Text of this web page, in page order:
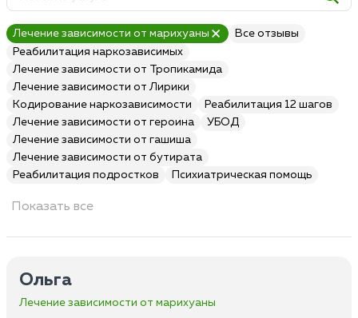
Лечение зависимости от марихуаны
Все отзывы
Реабилитация наркозависимых
Лечение зависимости от Тропикамида
Лечение зависимости от Лирики
Кодирование наркозависимости
Реабилитация 12 шагов
Лечение зависимости от героина
УБОД
Лечение зависимости от гашиша
Лечение зависимости от бутирата
Реабилитация подростков
Психиатрическая помощь
Показать все
Ольга
Лечение зависимости от марихуаны